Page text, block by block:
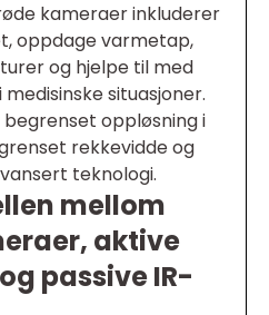
kameraer inkluderer
oppdage varmetap,
og hjelpe til med
situasjoner.
oppløsning i
rekkevidde og
teknologi.
mellom
aktive
passive IR-